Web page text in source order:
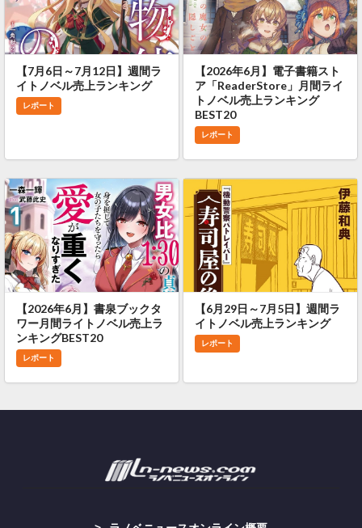
【7月6日～7月12日】週間ラ
イトノベル売上ランキング
レポート
【2026年6月】電子書籍スト
ア「ReaderStore」月間ライ
トノベル売上ランキング
BEST20
レポート
【2026年6月】書泉ブックタ
ワー月間ライトノベル売上ラ
ンキングBEST20
レポート
【6月29日～7月5日】週間ラ
イトノベル売上ランキング
レポート